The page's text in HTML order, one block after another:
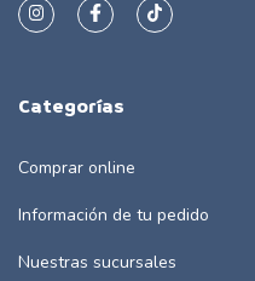
Categorías
Comprar online
Información de tu pedido
Nuestras sucursales